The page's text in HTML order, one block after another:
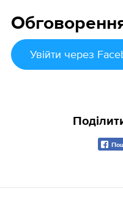
Увійти через